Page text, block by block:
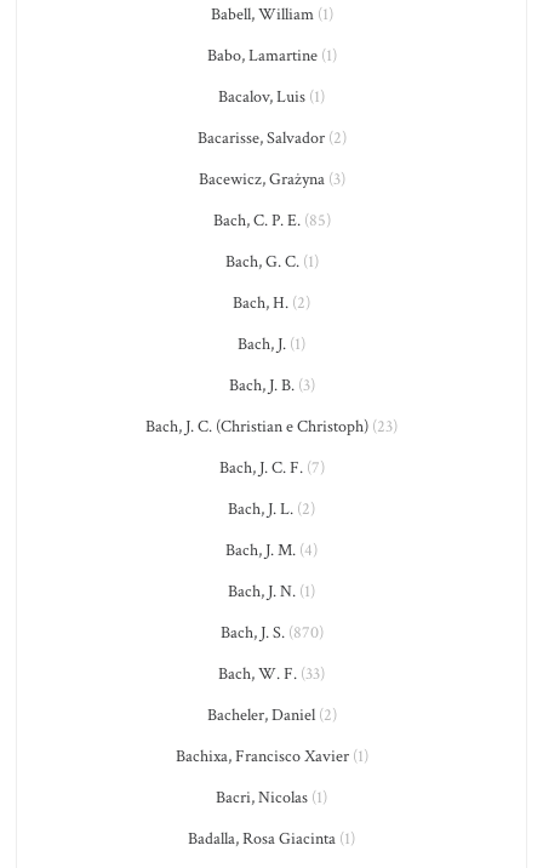
Babell, William(1)
Babo, Lamartine(1)
Bacalov, Luis (1)
Bacarisse, Salvador(2)
Bacewicz, Grażyna(3)
Bach, C. P. E.(85)
Bach, G. C.(1)
Bach, H. (2)
Bach, J. (1)
Bach, J. B.(3)
Bach, J. C. (Christian e Christoph) (23)
Bach, J. C. F.(7)
Bach, J. L. (2)
Bach, J. M. (4)
Bach, J. N. (1)
Bach, J. S.(870)
Bach, W. F. (33)
Bacheler, Daniel(2)
Bachixa, Francisco Xavier(1)
Bacri, Nicolas (1)
Badalla, Rosa Giacinta (1)